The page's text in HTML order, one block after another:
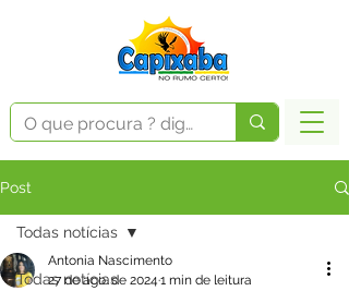
Post
Todas notícias
Todas notícias
Antonia Nascimento
27 de ago. de 2024 1 min de leitura